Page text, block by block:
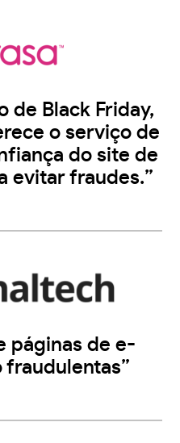
de Black Friday,
o serviço de
do site de
evitar fraudes.”
páginas de e-
fraudulentas”